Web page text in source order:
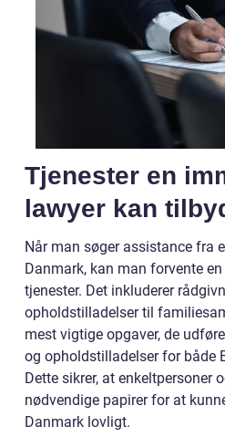
Tjenester en
lawyer kan
Når man søger assistance fra
Danmark, kan man forvente
tjenester. Det inkluderer
opholdstilladelser til
mest vigtige opgaver, de
og opholdstilladelser for både
Dette sikrer, at enkeltpersoner
nødvendige papirer for at
Danmark lovligt.